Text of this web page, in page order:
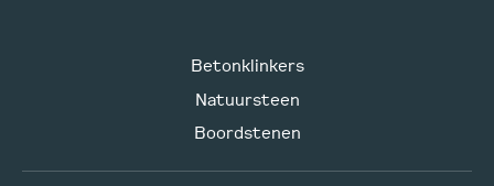
Betonklinkers
Natuursteen
Boordstenen